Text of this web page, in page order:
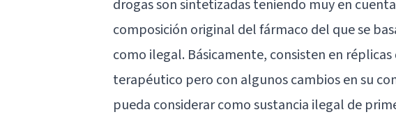
drogas son sintetizadas teniendo muy en
composición original del fármaco del que se
como ilegal. Básicamente, consisten en
terapéutico pero con algunos cambios en su
pueda considerar como sustancia ilegal de